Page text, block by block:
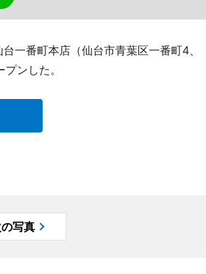
一番町本店（仙台市青葉区一番町4、
ンした。
写真